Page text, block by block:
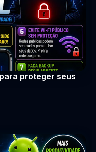
proteger seus